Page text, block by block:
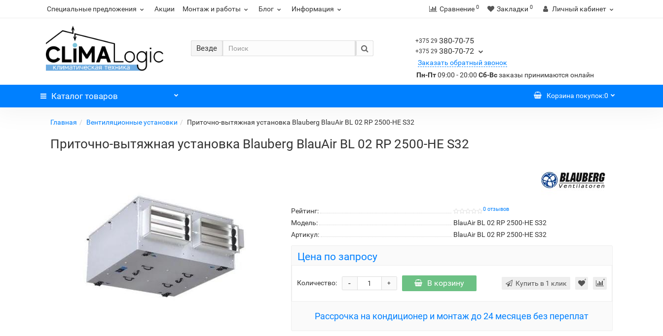
Специальные предложения Акции Монтаж и работы Блог Информация Сравнение 0 Закладки 0 Личный кабинет
Везде
+375 29 380-70-75
+375 29 380-70-72
Заказать обратный звонок
Пн-Пт09:00 - 20:00 Сб-Всзаказы принимаются онлайн
Каталог товаров Корзина покупок:0
Главная Вентиляционные установки Приточно-вытяжная установка Blauberg BlauAir BL 02 RP 2500-HE S32
Приточно-вытяжная установка Blauberg BlauAir BL 02 RP 2500-HE S32
Рейтинг: 0 отзывов
Модель:
BlauAir BL 02 RP 2500-HE S32
Артикул:
BlauAir BL 02 RP 2500-HE S32
Цена по запросу
Количество: +
- В корзину Купить в 1 клик
Рассрочка на кондиционер и монтаж до 24 месяцев без переплат